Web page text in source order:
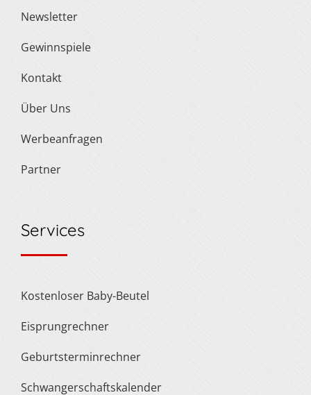
Newsletter
Gewinnspiele
Kontakt
Über Uns
Werbeanfragen
Partner
Services
Kostenloser Baby-Beutel
Eisprungrechner
Geburtsterminrechner
Schwangerschaftskalender